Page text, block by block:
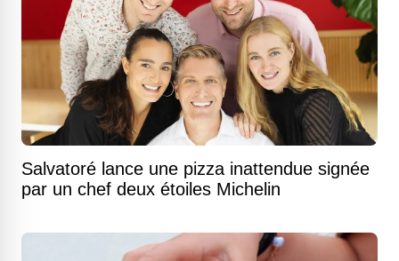
Salvatoré lance une pizza inattendue signée
par un chef deux étoiles Michelin